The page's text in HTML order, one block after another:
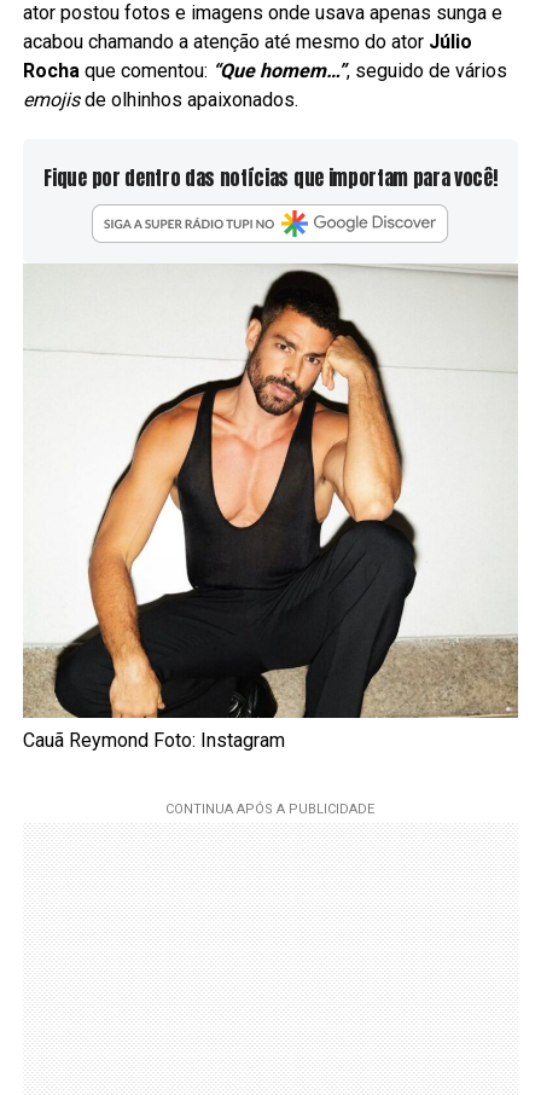
ator postou fotos e imagens onde usava apenas sunga e
acabou chamando a atenção até mesmo do ator Júlio
Rochaque comentou: “Que homem…”, seguido de vários
emojisde olhinhos apaixonados.
Fique por dentro das notícias que importam para você!
Cauã Reymond Foto: Instagram